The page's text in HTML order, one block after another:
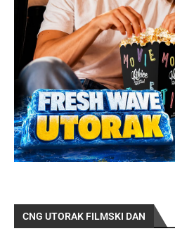
CNG UTORAK FILMSKI DAN